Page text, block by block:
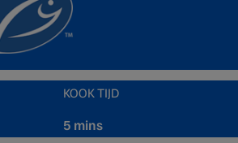
KOOK TIJD
5 mins